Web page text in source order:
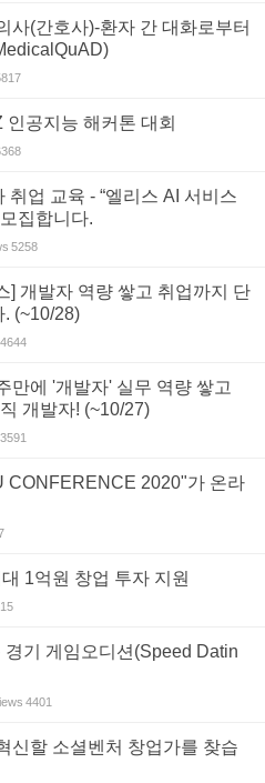
사(간호사)-환자 간 대화로부터
공지능 해커톤 대회
업 교육 - “엘리스 AI 서비스
집합니다.
5258
] 개발자 역량 쌓고 취업까지 단
(~10/28)
4644
만에 '개발자' 실무 역량 쌓고
개발자! (~10/27)
3591
CONFERENCE 2020"가 온라
1억원 창업 투자 지원
기 게임오디션(Speed Datin
4401
신할 소셜벤처 창업가를 찾습